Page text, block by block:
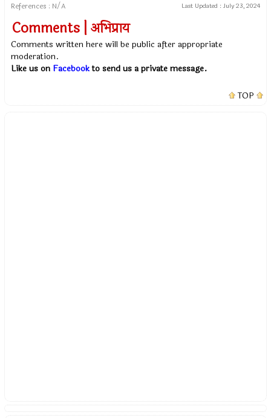
References : N/A Last Updated : July 23, 2024
Comments | अभिप्राय
Comments written here will be public after appropriate
moderation.
Like us on Facebookto send us a private message.
TOP